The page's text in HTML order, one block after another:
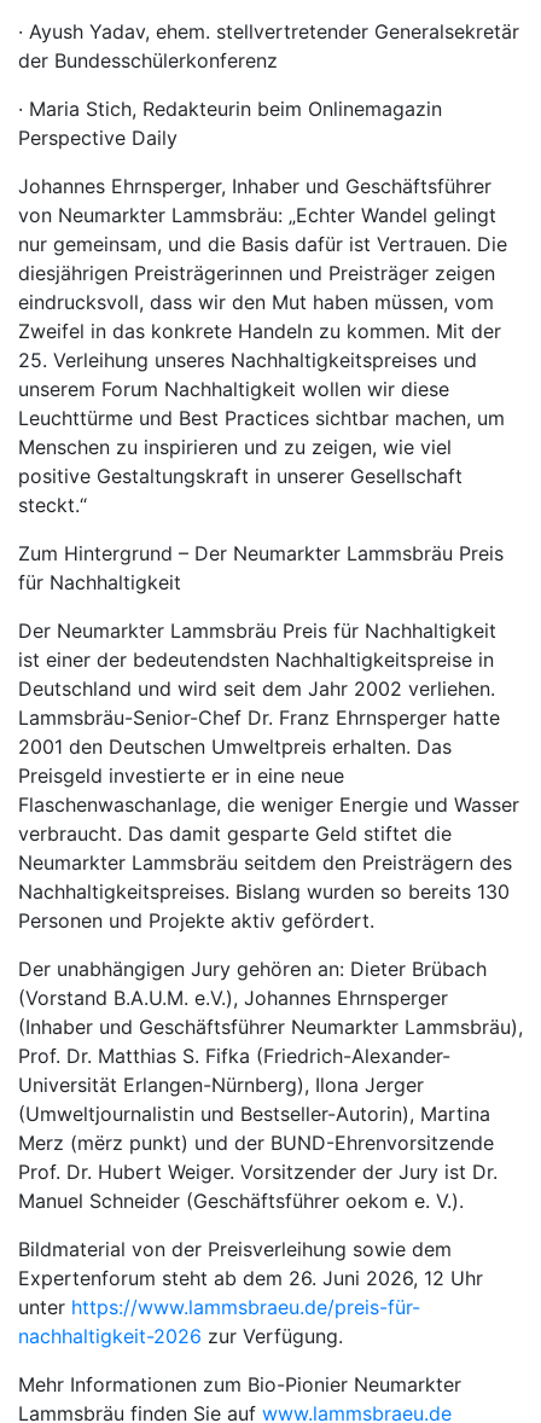
· Ayush Yadav, ehem. stellvertretender Generalsekretär
der Bundesschülerkonferenz
· Maria Stich, Redakteurin beim Onlinemagazin
Perspective Daily
Johannes Ehrnsperger, Inhaber und Geschäftsführer
von Neumarkter Lammsbräu: „Echter Wandel gelingt
nur gemeinsam, und die Basis dafür ist Vertrauen. Die
diesjährigen Preisträgerinnen und Preisträger zeigen
eindrucksvoll, dass wir den Mut haben müssen, vom
Zweifel in das konkrete Handeln zu kommen. Mit der
25. Verleihung unseres Nachhaltigkeitspreises und
unserem Forum Nachhaltigkeit wollen wir diese
Leuchttürme und Best Practices sichtbar machen, um
Menschen zu inspirieren und zu zeigen, wie viel
positive Gestaltungskraft in unserer Gesellschaft
steckt.“
Zum Hintergrund – Der Neumarkter Lammsbräu Preis
für Nachhaltigkeit
Der Neumarkter Lammsbräu Preis für Nachhaltigkeit
ist einer der bedeutendsten Nachhaltigkeitspreise in
Deutschland und wird seit dem Jahr 2002 verliehen.
Lammsbräu-Senior-Chef Dr. Franz Ehrnsperger hatte
2001 den Deutschen Umweltpreis erhalten. Das
Preisgeld investierte er in eine neue
Flaschenwaschanlage, die weniger Energie und Wasser
verbraucht. Das damit gesparte Geld stiftet die
Neumarkter Lammsbräu seitdem den Preisträgern des
Nachhaltigkeitspreises. Bislang wurden so bereits 130
Personen und Projekte aktiv gefördert.
Der unabhängigen Jury gehören an: Dieter Brübach
(Vorstand B.A.U.M. e.V.), Johannes Ehrnsperger
(Inhaber und Geschäftsführer Neumarkter Lammsbräu),
Prof. Dr. Matthias S. Fifka (Friedrich-Alexander-
Universität Erlangen-Nürnberg), Ilona Jerger
(Umweltjournalistin und Bestseller-Autorin), Martina
Merz (mërz punkt) und der BUND-Ehrenvorsitzende
Prof. Dr. Hubert Weiger. Vorsitzender der Jury ist Dr.
Manuel Schneider (Geschäftsführer oekom e. V.).
Bildmaterial von der Preisverleihung sowie dem
Expertenforum steht ab dem 26. Juni 2026, 12 Uhr
unter https://www.lammsbraeu.de/preis-für-
nachhaltigkeit-2026 zur Verfügung.
Mehr Informationen zum Bio-Pionier Neumarkter
Lammsbräu finden Sie auf www.lammsbraeu.de